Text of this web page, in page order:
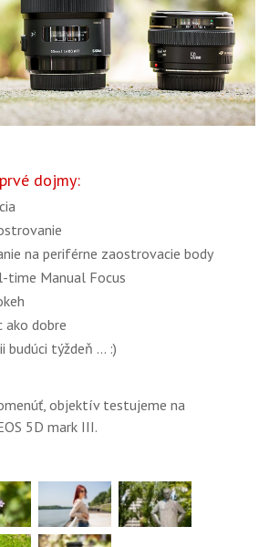
dojmy:
na periférne zaostrovacie body
time Manual Focus
ako dobre
budúci týždeň … :)
objektív testujeme na
5D mark III.